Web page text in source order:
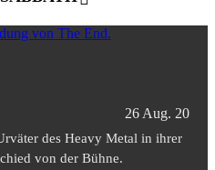
26 Aug. 20
des Heavy Metal in ihrer
von der Bühne.